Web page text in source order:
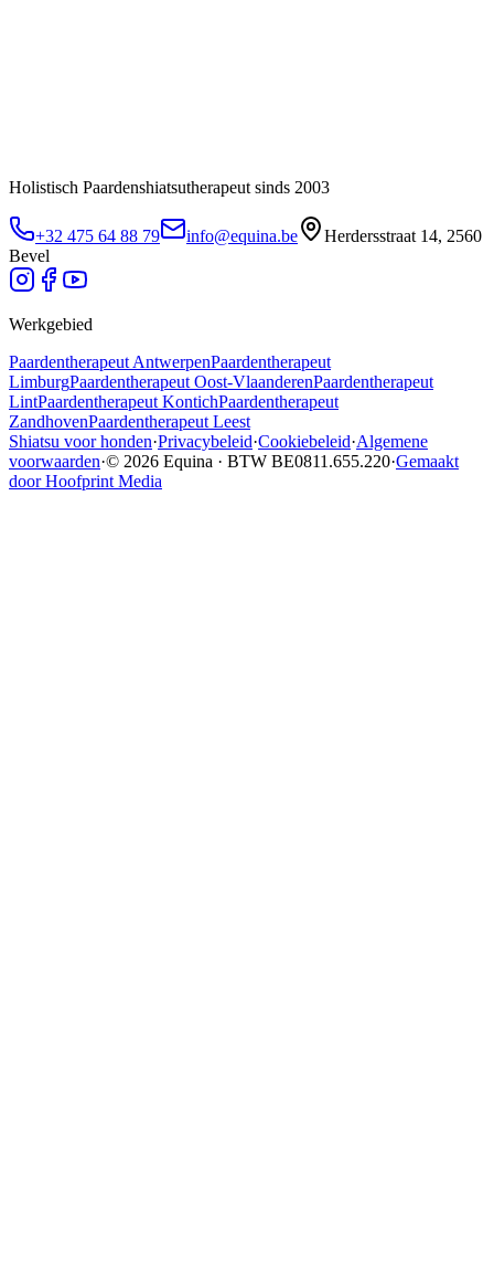
Holistisch Paardenshiatsutherapeut sinds 2003
+32 475 64 88 79 info@equina.be
Herdersstraat 14, 2560
Bevel
Werkgebied
Paardentherapeut AntwerpenPaardentherapeut
LimburgPaardentherapeut Oost-VlaanderenPaardentherapeut
LintPaardentherapeut KontichPaardentherapeut
ZandhovenPaardentherapeut Leest
Shiatsu voor honden·Privacybeleid·Cookiebeleid·Algemene
voorwaarden·© 2026 Equina · BTW BE0811.655.220·Gemaakt
door Hoofprint Media